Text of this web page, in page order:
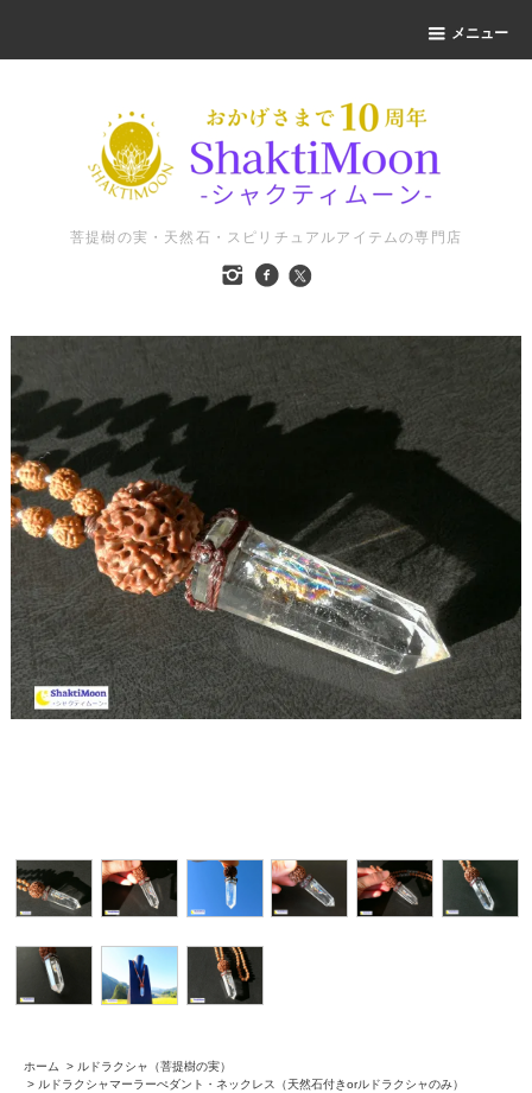
メニュー
菩提樹の実・天然石・スピリチュアルアイテムの専門店
ホーム > ルドラクシャ（菩提樹の実）
> ルドラクシャマーラーぺダント・ネックレス（天然石付きorルドラクシャのみ）